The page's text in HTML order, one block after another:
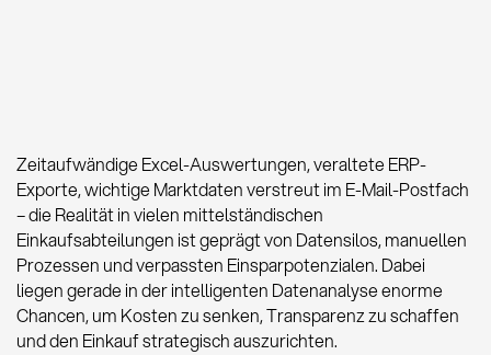
Zeitaufwändige Excel-Auswertungen, veraltete ERP-
Exporte, wichtige Marktdaten verstreut im E-Mail-Postfach
– die Realität in vielen mittelständischen
Einkaufsabteilungen ist geprägt von Datensilos, manuellen
Prozessen und verpassten Einsparpotenzialen. Dabei
liegen gerade in der intelligenten Datenanalyse enorme
Chancen, um Kosten zu senken, Transparenz zu schaffen
und den Einkauf strategisch auszurichten.